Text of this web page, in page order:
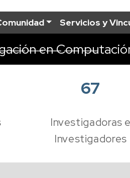
Servicios y
en
67
Investigadoras e
Investigadores